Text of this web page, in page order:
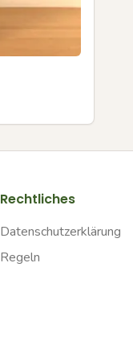
Rechtliches
Datenschutzerklärung
Regeln